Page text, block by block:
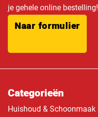
je gehele online bestelling!
Naar formulier
Categorieën
Huishoud & Schoonmaak